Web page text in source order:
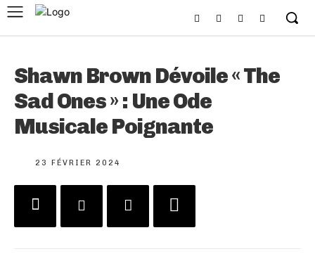
Shawn Brown Dévoile « The
Sad Ones » : Une Ode
Musicale Poignante
23 FÉVRIER 2024